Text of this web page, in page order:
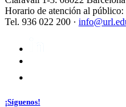
Horario de atención al
Tel. 936 022 200 ·
¡Síguenos!